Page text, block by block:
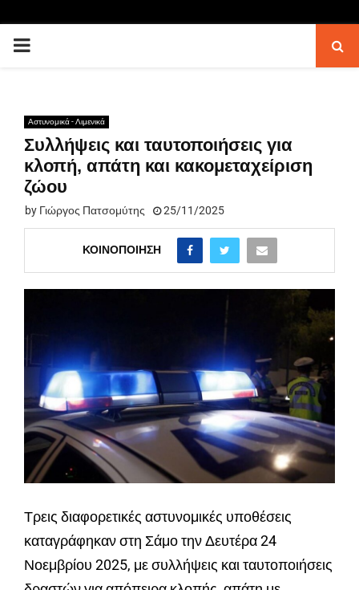
PRIMARY
Αστυνομικά - Λιμενικά
Συλλήψεις και ταυτοποιήσεις για
κλοπή, απάτη και κακομεταχείριση
ζώου
by Γιώργος Πατσομύτης 25/11/2025
ΚΟΙΝΟΠΟΊΗΣΗ
Τρεις διαφορετικές αστυνομικές υποθέσεις
καταγράφηκαν στη Σάμο την Δευτέρα 24
Νοεμβρίου 2025, με συλλήψεις και ταυτοποιήσεις